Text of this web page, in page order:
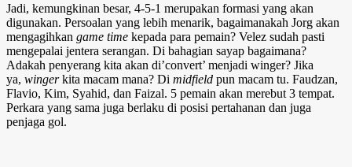
Jadi, kemungkinan besar, 4-5-1 merupakan formasi yang akan
digunakan. Persoalan yang lebih menarik, bagaimanakah Jorg akan
mengagihkan game time kepada para pemain? Velez sudah pasti
mengepalai jentera serangan. Di bahagian sayap bagaimana?
Adakah penyerang kita akan di’convert’ menjadi winger? Jika
ya, wingerkita macam mana? Di midfield pun macam tu. Faudzan,
Flavio, Kim, Syahid, dan Faizal. 5 pemain akan merebut 3 tempat.
Perkara yang sama juga berlaku di posisi pertahanan dan juga
penjaga gol.